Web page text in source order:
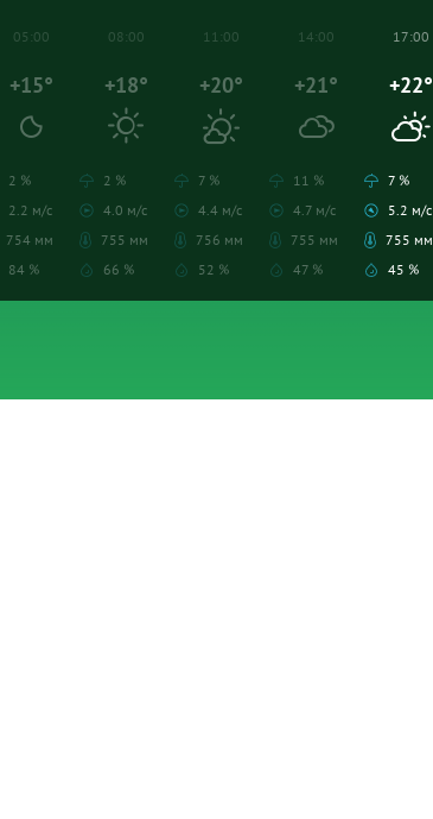
05:00
+15°
2 %
2.2 м/с
754 мм
84 %
08:00
+18°
2 %
4.0 м/с
755 мм
66 %
11:00
+20°
7 %
4.4 м/с
756 мм
52 %
14:00
+21°
11 %
4.7 м/с
755 мм
47 %
17:00
+22°
7 %
5.2 м/с
755 мм
45 %